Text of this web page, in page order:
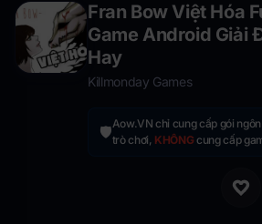
Fran Bow Việt Hóa
Game Android Giải
Hay
Killmonday Games
🛡️Aow.VN chỉ cung cấp gói
trò chơi, KHÔNGcung cấp